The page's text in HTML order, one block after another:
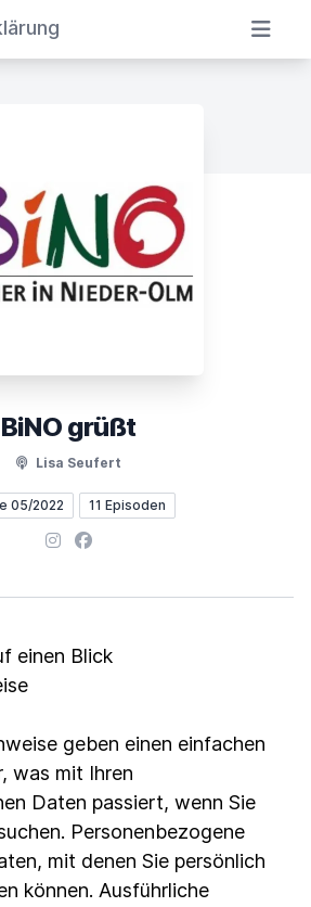
BiNO grüßt
Lisa Seufert
05/2022 11 Episoden
Instagram
Facebook
einen Blick
geben einen einfachen
was mit Ihren
Daten passiert, wenn Sie
Personenbezogene
mit denen Sie persönlich
können. Ausführliche